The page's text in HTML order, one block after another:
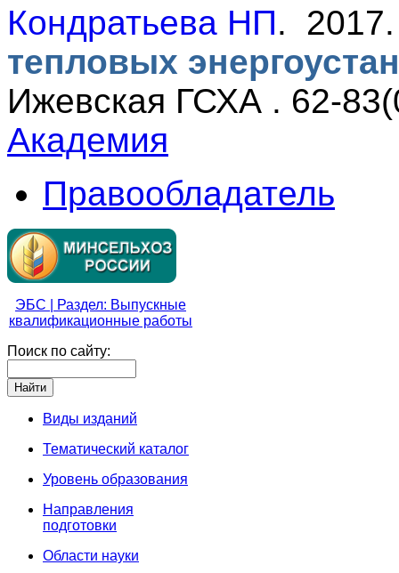
Кондратьева НП.
тепловых
Ижевская ГСХА . 62-
Академия
Правообладатель
ЭБС | Раздел: Выпускные
квалификационные работы
Поиск по сайту:
Виды изданий
Тематический каталог
Уровень образования
Направления
подготовки
Области науки